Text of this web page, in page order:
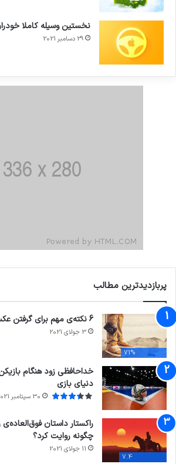
نخستین وسیله کاملا
29 دسامبر 2021
پربازدیدترین مطالب
71%
6 نکته‌ی مهم برای گرفتن عکس‌های جذاب‌تر در سفر
3 جولای 2021
خداحافظی زود هنگام
دنیای بازی
30 سپتامبر 2021
7.4
راکستار داستان
چگونه روایت کرد؟
11 جولای 2021